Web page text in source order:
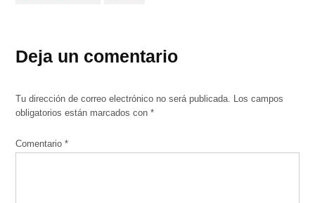
Deja un comentario
Tu dirección de correo electrónico no será publicada. Los campos
obligatorios están marcados con*
Comentario*